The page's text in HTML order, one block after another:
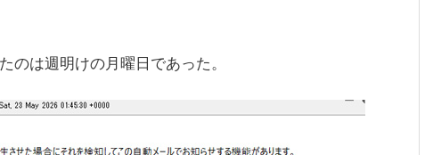
のは週明けの月曜日であった。